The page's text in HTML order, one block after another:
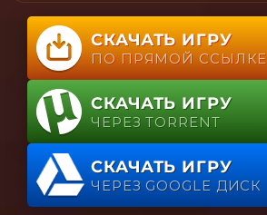
СКАЧАТЬ ИГРУ
ПО ПРЯМОЙ ССЫЛКЕ
СКАЧАТЬ ИГРУ
ЧЕРЕЗ TORRENT
СКАЧАТЬ ИГРУ
ЧЕРЕЗ GOOGLE ДИСК